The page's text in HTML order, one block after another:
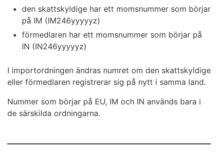
den skattskyldige har ett momsnummer som börjar
på IM (IM246yyyyyz)
förmedlaren har ett momsnummer som börjar på
IN (IN246yyyyyz)
I importordningen ändras numret om den skattskyldige
eller förmedlaren registrerar sig på nytt i samma land.
Nummer som börjar på EU, IM och IN används bara i
de särskilda ordningarna.